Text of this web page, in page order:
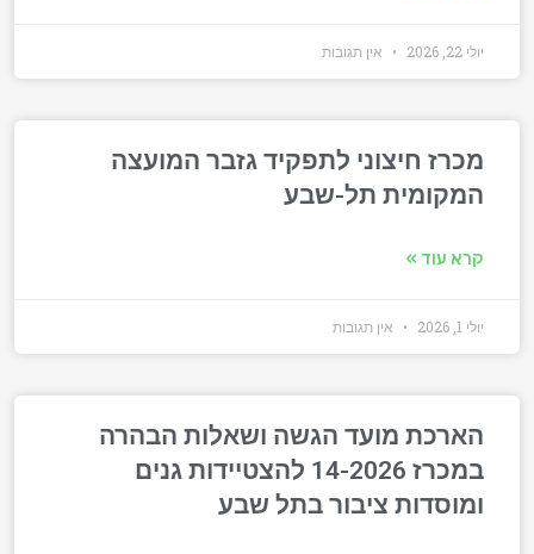
יולי 22, 2026 אין תגובות
מכרז חיצוני לתפקיד גזבר המועצה
המקומית תל-שבע
קרא עוד »
יולי 1, 2026 אין תגובות
הארכת מועד הגשה ושאלות הבהרה
במכרז 14-2026 להצטיידות גנים
ומוסדות ציבור בתל שבע